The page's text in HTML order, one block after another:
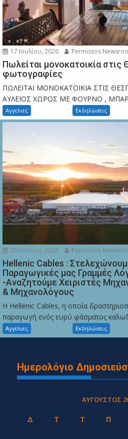
17 Ιουλίου, 2026 Permissos
Πωλείται μονοκατοικία στις
φωτογραφίες
ΠΩΛΕΙΤΑΙ ΜΟΝΟΚΑΤΟΙΚΙΑ ΣΤΙΣ
ΑΥΛΕΙΟΣ ΧΩΡΟΣ ΜΕ ΦΟΥΡΝΟ ,
Αγγελιες Εκδηλώσεις
29 Ιουνίου, 2026 Permissos
Hellenic Cables :
Παραγωγικές μας Γραμμές
-Αναζητούμε Χειριστές
& Μηχανολόγους
Η Hellenic Cables, η οποία
παραγωγή ενός ευρύ φάσματος
Αγγελιες Εκδηλώσεις
Ημερολόγιο
ΑΎΓΟΥΣΤΟΣ
Δ Τ Τ Π